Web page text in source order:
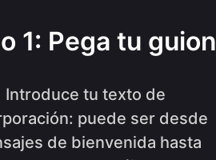
1: Pega tu guion
Introduce tu texto de
puede ser desde
de bienvenida hasta